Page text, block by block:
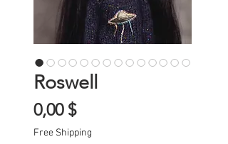
Roswell
0,00 $Цена
Free Shipping